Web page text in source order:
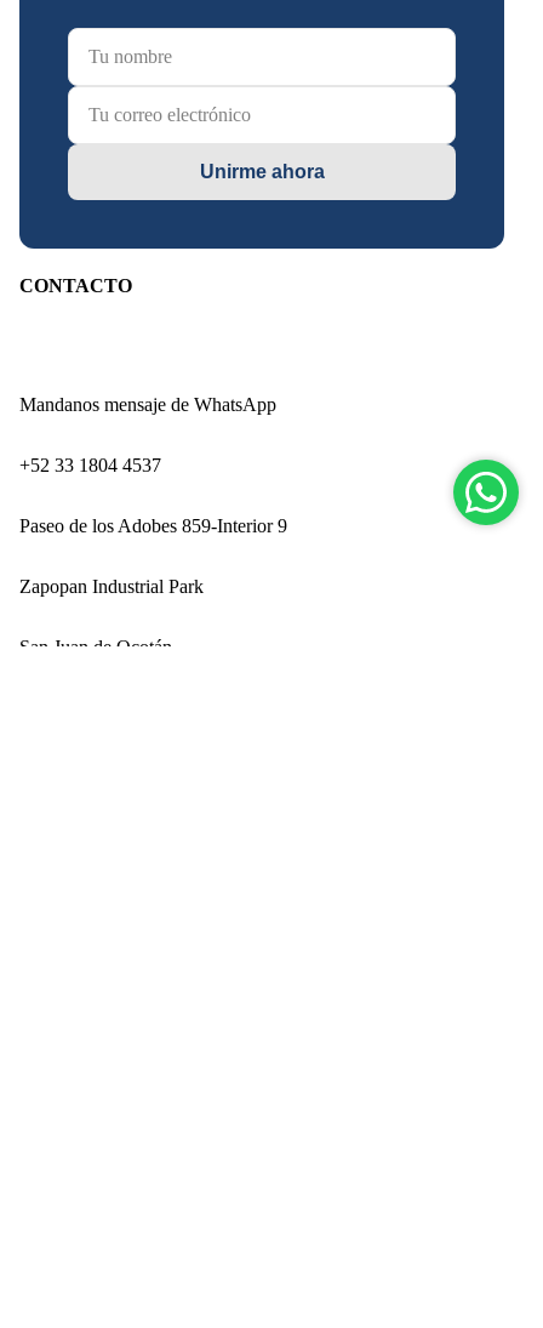
Unirme ahora
CONTACTO
Mandanos mensaje de WhatsApp
‪+52 33 1804 4537‬
Paseo de los Adobes 859-Interior 9
Zapopan Industrial Park
San Juan de Ocotán